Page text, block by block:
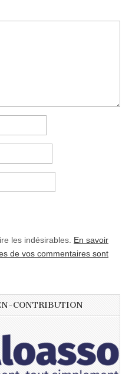
les indésirables. En savoir
de vos commentaires sont
CONTRIBUTION